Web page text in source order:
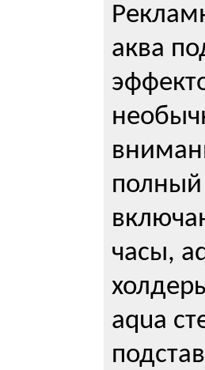
аква
полный
часы,
aqua